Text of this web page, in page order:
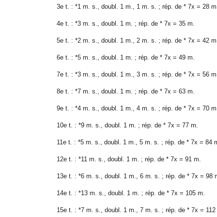
3e t. : *1 m. s., doubl. 1 m., 1 m. s. ; rép. de * 7x = 28
4e t. : *3 m. s., doubl. 1 m. ; rép. de * 7x = 35 m.
5e t. : *2 m. s., doubl. 1 m., 2 m. s. ; rép. de * 7x = 42
6e t. : *5 m. s., doubl. 1 m. ; rép. de * 7x = 49 m.
7e t. : *3 m. s., doubl. 1 m., 3 m. s. ; rép. de * 7x = 56
8e t. : *7 m. s., doubl. 1 m. ; rép. de * 7x = 63 m.
9e t. : *4 m. s., doubl. 1 m., 4 m. s. ; rép. de * 7x = 70
10e t. : *9 m. s., doubl. 1 m. ; rép. de * 7x = 77 m.
11e t. : *5 m. s., doubl. 1 m., 5 m. s. ; rép. de * 7x = 84
12e t. : *11 m. s., doubl. 1 m. ; rép. de * 7x = 91 m.
13e t. : *6 m. s., doubl. 1 m., 6 m. s. ; rép. de * 7x = 98
14e t. : *13 m. s., doubl. 1 m. ; rép. de * 7x = 105 m.
15e t. : *7 m. s., doubl. 1 m., 7 m. s. ; rép. de * 7x = 112